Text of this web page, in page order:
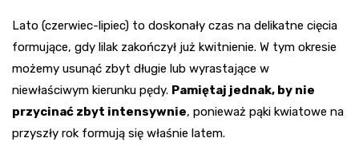
Lato (czerwiec-lipiec) to doskonały czas na delikatne cięcia
formujące, gdy lilak zakończył już kwitnienie. W tym okresie
możemy usunąć zbyt długie lub wyrastające w
niewłaściwym kierunku pędy. Pamiętaj jednak, by nie
przycinać zbyt intensywnie, ponieważ pąki kwiatowe na
przyszły rok formują się właśnie latem.